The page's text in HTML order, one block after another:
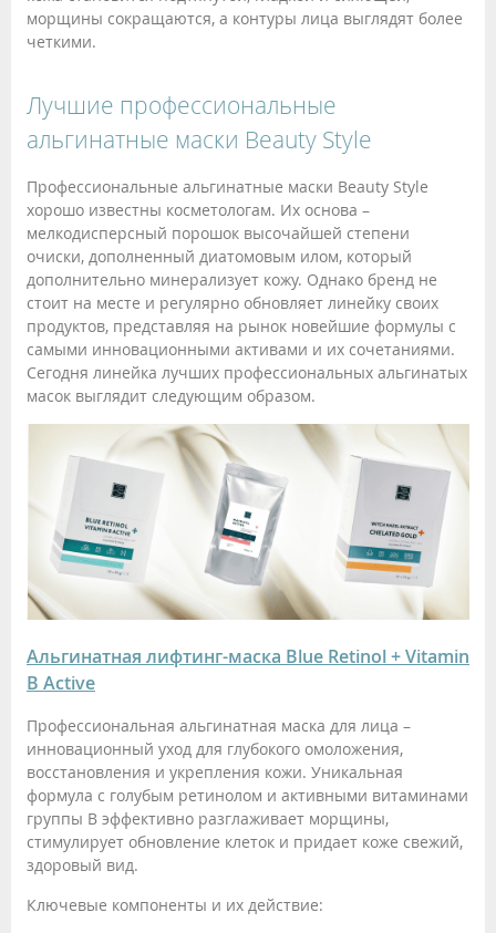
морщины сокращаются, а контуры лица выглядят более
четкими.
Лучшие профессиональные
альгинатные маски Beauty Style
Профессиональные альгинатные маски Beauty Style
хорошо известны косметологам. Их основа –
мелкодисперсный порошок высочайшей степени
очиски, дополненный диатомовым илом, который
дополнительно минерализует кожу. Однако бренд не
стоит на месте и регулярно обновляет линейку своих
продуктов, представляя на рынок новейшие формулы с
самыми инновационными активами и их сочетаниями.
Сегодня линейка лучших профессиональных альгинатых
масок выглядит следующим образом.
Альгинатная лифтинг-маска Blue Retinol + Vitamin
B Active
Профессиональная альгинатная маска для лица –
инновационный уход для глубокого омоложения,
восстановления и укрепления кожи. Уникальная
формула с голубым ретинолом и активными витаминами
группы B эффективно разглаживает морщины,
стимулирует обновление клеток и придает коже свежий,
здоровый вид.
Ключевые компоненты и их действие: